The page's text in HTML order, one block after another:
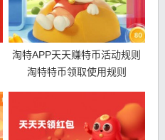
淘特APP天天赚特币活动规则
淘特特币领取使用规则